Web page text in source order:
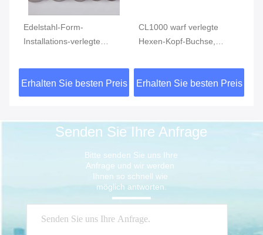
Edelstahl-Form-
Installations-verlegte
114 CL150 AISI 304
Erhalten Sie besten Preis
CL1000 warf verlegte
Hexen-Kopf-Buchse,
ASTM A351
Erhalten Sie besten Preis
Senden Sie Ihre Anfrage
Bitte senden Sie uns Ihre
Anfrage und wir werden
Ihnen so schnell wie
möglich antworten.